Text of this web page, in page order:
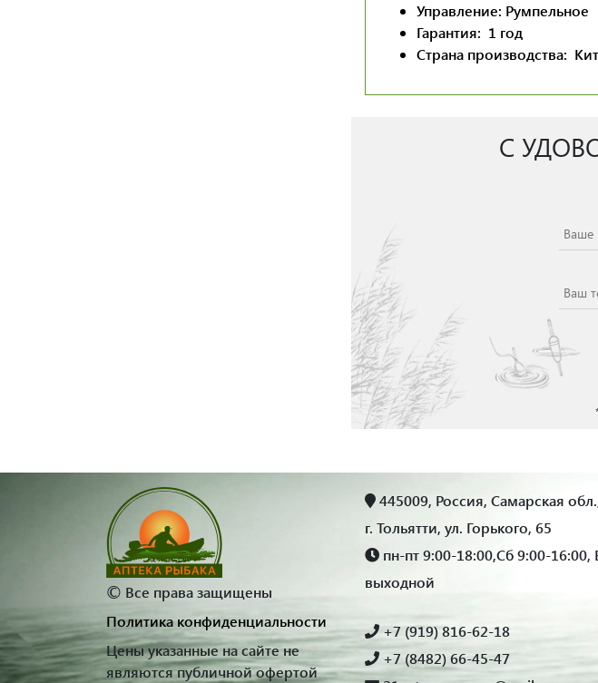
Управление: Румпельное
Гарантия: 1 год
Страна производства:
С
Ваше
Ваш
© Все права защищены
Политика конфиденциальности
Цены указанные на сайте не
являются публичной офертой
445009, Россия, Самарская
г. Тольятти, ул. Горького, 65
пн-пт 9:00-18:00,Сб 9:00-16:00,
выходной
+7 (919) 816-62-18
+7 (8482) 66-45-47